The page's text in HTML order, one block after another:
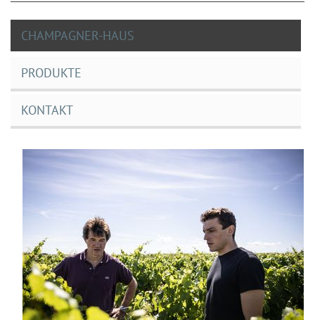
CHAMPAGNER-HAUS
PRODUKTE
KONTAKT